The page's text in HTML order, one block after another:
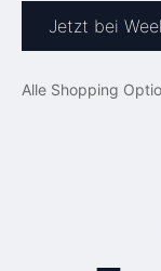
Jetzt bei
Alle Shopping